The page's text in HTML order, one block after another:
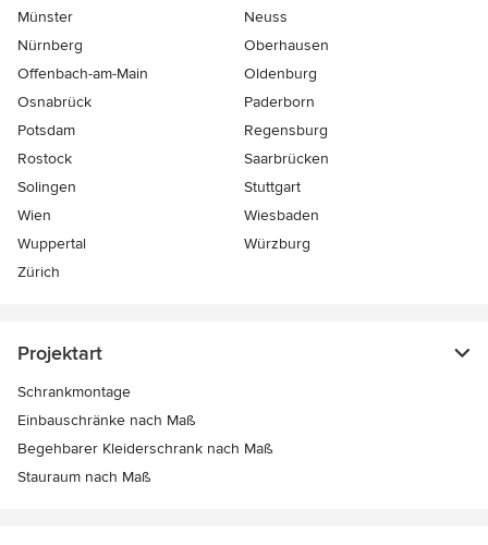
Münster
Neuss
Nürnberg
Oberhausen
Offenbach-am-Main
Oldenburg
Osnabrück
Paderborn
Potsdam
Regensburg
Rostock
Saarbrücken
Solingen
Stuttgart
Wien
Wiesbaden
Wuppertal
Würzburg
Zürich
Projektart
Schrankmontage
Einbauschränke nach Maß
Begehbarer Kleiderschrank nach Maß
Stauraum nach Maß